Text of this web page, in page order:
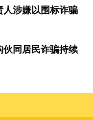
人涉嫌以围标诈骗
伙同居民诈骗持续